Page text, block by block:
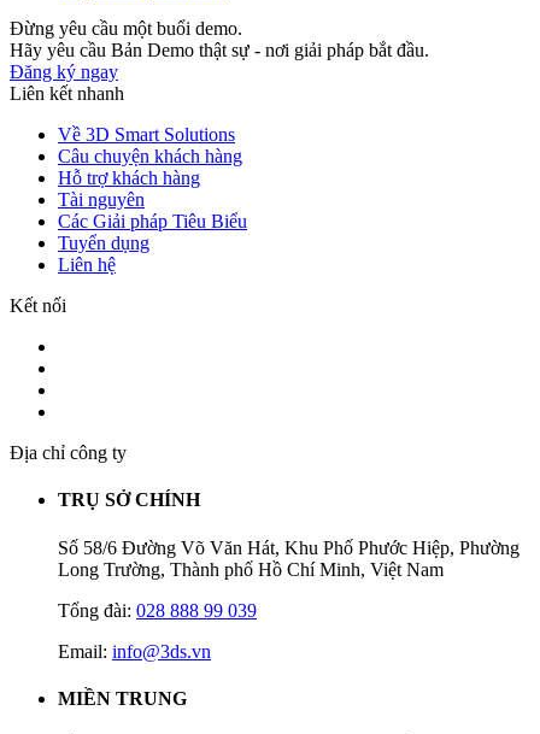
Đừng yêu cầu một buổi demo.
Hãy yêu cầu Bản Demo thật sự - nơi giải pháp bắt đầu.
Đăng ký ngay
Liên kết nhanh
Về 3D Smart Solutions
Câu chuyện khách hàng
Hỗ trợ khách hàng
Tài nguyên
Các Giải pháp Tiêu Biểu
Tuyển dụng
Liên hệ
Kết nối
Địa chỉ công ty
TRỤ SỞ CHÍNH
Số 58/6 Đường Võ Văn Hát, Khu Phố Phước Hiệp, Phường
Long Trường, Thành phố Hồ Chí Minh, Việt Nam
Tổng đài: 028 888 99 039
Email: info@3ds.vn
MIỀN TRUNG